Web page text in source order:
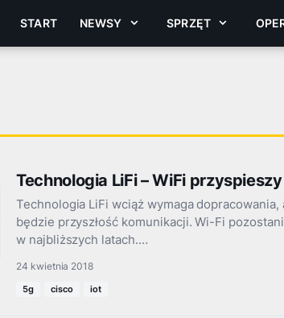
START NEWSY SPRZĘT
Technologia LiFi – WiFi
Technologia LiFi wciąż wymaga
będzie przyszłość komunikacji. Wi-Fi
w najbliższych latach.…
24 kwietnia 2018
5g cisco iot